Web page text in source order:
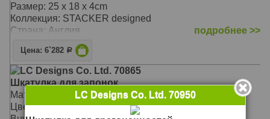
Размер: 25 x 18 x 4cm
Коллекция: STACKER designed
Страна: Англия
подробнее >>
Цена: 6`282 Р
LC Designs Co. Ltd. 70865
Шкатулка для запонок
Материал: натуральная кожа
Цвет: черный
LC Designs Co. Ltd. 70950